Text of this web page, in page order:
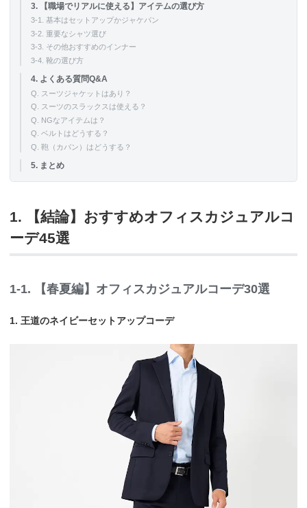
3. 【職場でリアルに使える】アイテムの選び方
3-1. 基本はセットアップかジャケパン
3-2. 重要なシャツ選び
3-3. その他おすすめのインナー
3-4. 靴の選び方
4. よくある質問Q&A
Q. スーツジャケットはあり？
Q. スーツのスラックスは使える？
Q. NGなアイテムは？
Q. ベルトはどうする？
Q. 鞄（カバン）はどうする？
5. まとめ
1. 【結論】おすすめオフィスカジュアルコ
ーデ45選
1-1. 【春夏編】オフィスカジュアルコーデ30選
1. 王道のネイビーセットアップコーデ